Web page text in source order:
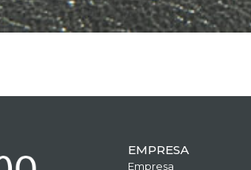
EMPRESA
Empresa